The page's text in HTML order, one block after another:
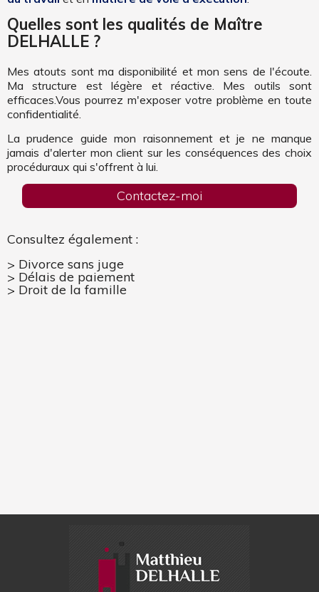
Quelles sont les qualités de Maître
DELHALLE ?
Mes atouts sont ma disponibilité et mon sens de l'écoute.
Ma structure est légère et réactive. Mes outils sont
efficaces.Vous pourrez m'exposer votre problème en toute
confidentialité.
La prudence guide mon raisonnement et je ne manque
jamais d'alerter mon client sur les conséquences des choix
procéduraux qui s'offrent à lui.
Contactez-moi
Consultez également :
Divorce sans juge
Délais de paiement
Droit de la famille